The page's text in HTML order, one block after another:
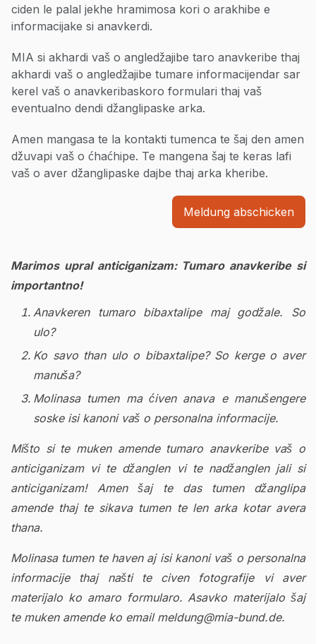
ciden le palal jekhe hramimosa kori o arakhibe e
informacijake si anavkerdi.
MIA si akhardi vaš o angledžajibe taro anavkeribe thaj
akhardi vaš o angledžajibe tumare informacijendar sar
kerel vaš o anavkeribaskoro formulari thaj vaš
eventualno dendi džanglipaske arka.
Amen mangasa te la kontakti tumenca te šaj den amen
džuvapi vaš o ćhaćhipe. Te mangena šaj te keras lafi
vaš o aver džanglipaske dajbe thaj arka kheribe.
Meldung abschicken
Marimos upral anticiganizam: Tumaro anavkeribe si
importantno!
Anavkeren tumaro bibaxtalipe maj godžale. So
ulo?
Ko savo than ulo o bibaxtalipe? So kerge o aver
manuša?
Molinasa tumen ma ćiven anava e manušengere
soske isi kanoni vaš o personalna informacije.
Mišto si te muken amende tumaro anavkeribe vaš o
anticiganizam vi te džanglen vi te nadžanglen jali si
anticiganizam! Amen šaj te das tumen džanglipa
amende thaj te sikava tumen te len arka kotar avera
thana.
Molinasa tumen te haven aj isi kanoni vaš o personalna
informacije thaj našti te civen fotografije vi aver
materijalo ko amaro formularo. Asavko materijalo šaj
te muken amende ko email meldung@mia-bund.de.